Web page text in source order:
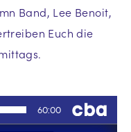
Band, Lee Benoit,
Euch die